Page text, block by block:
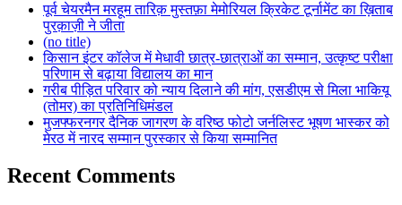
पूर्व चेयरमैन मरहूम तारिक़ मुस्तफ़ा मेमोरियल क्रिकेट टूर्नामेंट का ख़िताब
पुरक़ाज़ी ने जीता
(no title)
किसान इंटर कॉलेज में मेधावी छात्र-छात्राओं का सम्मान, उत्कृष्ट परीक्षा
परिणाम से बढ़ाया विद्यालय का मान
गरीब पीड़ित परिवार को न्याय दिलाने की मांग, एसडीएम से मिला भाकियू
(तोमर) का प्रतिनिधिमंडल
मुजफ्फरनगर दैनिक जागरण के वरिष्ठ फोटो जर्नलिस्ट भूषण भास्कर को
मेरठ में नारद सम्मान पुरस्कार से किया सम्मानित
Recent Comments